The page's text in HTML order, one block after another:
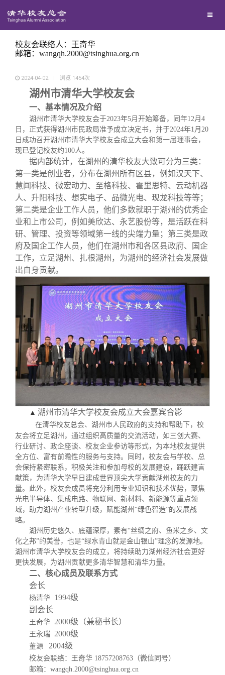
西南联大校友会
回馈母校
捐赠项目
捐赠新闻
捐赠纪事
捐赠方法
义工计划
媒体平台
《清华校友通讯》
《水木清华》
我要订阅
新媒体平台
百年清华
清华人物
清华故事
青春风采
校友文苑
校友讲坛
校友视界
校友服务
终身学习
信息化服务
三创大赛
实用信息
校友总会
总会简介
会长致辞
总会章程
理事会名单
制度法规
联系我们
关闭
校友会联络人：王奇华
邮箱：wangqh.2000@tsinghua.org.cn
2024-04-02 | 浏览 1454次
湖州市清华大学校友会
一、基本情况及介绍
湖州市清华大学校友会于2023年5月开始筹备，同年12月4
日，正式获得湖州市民政局准予成立决定书，并于2024年1月20
日成功召开湖州市清华大学校友会成立大会和第一届理事会，
现已登记校友约100人。
据内部统计，在湖州的清华校友大致可分为三类：
第一类是创业者，分布在湖州所有区县，例如汉天下、
慧闻科技、微宏动力、至格科技、霍里思特、云动机器
人、升阳科技、想实电子、品微光电、现龙科技等等；
第二类是企业工作人员，他们多数就职于湖州 的优秀企
业和 上市公司 ，例如美欣达、永艺股份等，是活跃在科
研、管理、投资等领域第一线的尖端力量；第三类是政
府及国企工作人员，他们 在湖州市和各区县政府、国企
工作，立足湖州、扎根湖州，为湖州的经济社会发展做
出自身贡献。
▲ 湖州市清华大学校友会成立大会嘉宾合影
在清华校友总会、湖州市人民政府的支持和帮助下，校
友会将立足湖州，通过组织高质量的交流活动，如三创大赛、
行业研讨、政企座谈、校友企业参访等形式，为本地校友提供
全方位、富有前瞻性的服务与支持。同时，校友会与学校、总
会保持紧密联系，积极关注和参加母校的发展建设，踊跃建言
献策，为清华大学早日建成世界顶尖大学贡献湖州校友的力
量。此外，校友会成员将充分利用专业知识和技术优势，聚焦
光电半导体、集成电路、物联网、新材料、新能源等重点领
域，助力湖州产业转型升级，赋能湖州 “绿色智造”的发展战
略。
湖州历史悠久、底蕴深厚，素有“丝绸之府、鱼米之乡、文
化之邦”的美誉，也是“绿水青山就是金山银山”理念的发源地。
湖州市清华大学校友会的成立，将持续助力湖州经济社会更好
更快发展，为湖州贡献更多清华智慧和清华力量。
二、核心成员及联系方式
会长
杨清华 1994级
副会长
王奇华 2000级（兼秘书长）
王永瑞 2000级
董源 2004级
校友会联络：王奇华 18757208763（微信同号）
邮箱： wangqh.2000@tsinghua.org.cn